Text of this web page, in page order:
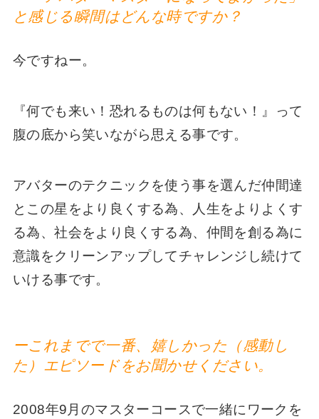
と感じる瞬間はどんな時ですか？
今ですねー。
『何でも来い！恐れるものは何もない！』って
腹の底から笑いながら思える事です。
アバターのテクニックを使う事を選んだ仲間達
とこの星をより良くする為、人生をよりよくす
る為、社会をより良くする為、仲間を創る為に
意識をクリーンアップしてチャレンジし続けて
いける事です。
ーこれまでで一番、嬉しかった（感動し
た）エピソードをお聞かせください。
2008年9月のマスターコースで一緒にワークを